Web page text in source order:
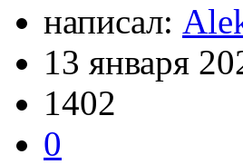
написал:
13 января
1402
0